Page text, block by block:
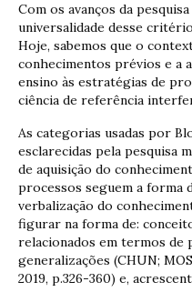
Com os avanços da
universalidade desse
Hoje, sabemos que o
conhecimentos prévios e a
ensino às estratégias de
ciência de referência
As categorias usadas por
esclarecidas pela pesquisa
de aquisição do
processos seguem a forma
verbalização do
figurar na forma de:
relacionados em termos de
generalizações (CHUN;
2019, p.326-360) e,